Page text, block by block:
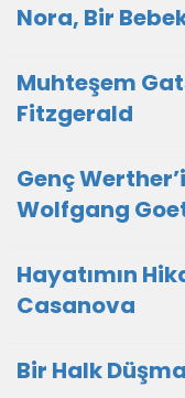
Nora, Bir
Muhteşem
Fitzgerald
Genç
Wolfgang
Hayatımın
Casanova
Bir Halk